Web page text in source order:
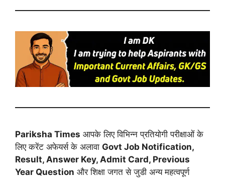
Pariksha Times आपके लिए विभिन्न प्रतियोगी परीक्षाओं के
लिए करेंट अफेयर्स के अलावा Govt Job Notification,
Result, Answer Key, Admit Card, Previous
Year Question और शिक्षा जगत से जुडी अन्य महत्वपूर्ण